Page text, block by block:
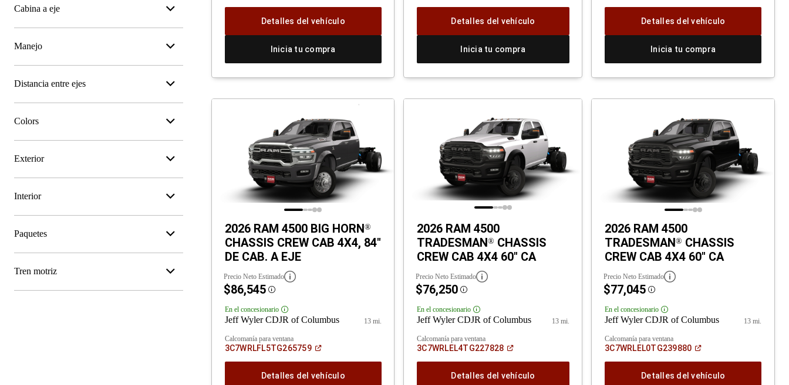
Cabina a eje
Manejo
Distancia entre ejes
Colors
Exterior
Interior
Paquetes
Tren motriz
una
ventana
nueva)
Detalles del vehículo
Inicia tu compra
una
ventana
nueva)
Detalles del vehículo
Inicia tu compra
una
ventana
nueva)
Detalles del vehículo
Inicia tu compra
2026 RAM 4500 BIG HORN®
CHASSIS CREW CAB 4X4, 84"
DE CAB. A EJE
Precio Neto Estimado
$86,545 Disclosure
En el concesionario Disclosure
Jeff Wyler CDJR of Columbus 13 mi.
Calcomanía para ventana
3C7WRLFL5TG265759
(Abrir
una
ventana
nueva)
Detalles del vehículo
2026 RAM 4500
TRADESMAN® CHASSIS
CREW CAB 4X4 60" CA
Precio Neto Estimado
$76,250 Disclosure
En el concesionario Disclosure
Jeff Wyler CDJR of Columbus 13 mi.
Calcomanía para ventana
3C7WRLEL4TG227828
(Abrir
una
ventana
nueva)
Detalles del vehículo
2026 RAM 4500
TRADESMAN® CHASSIS
CREW CAB 4X4 60" CA
Precio Neto Estimado
$77,045 Disclosure
En el concesionario Disclosure
Jeff Wyler CDJR of Columbus 13 mi.
Calcomanía para ventana
3C7WRLEL0TG239880
(Abrir
una
ventana
nueva)
Detalles del vehículo